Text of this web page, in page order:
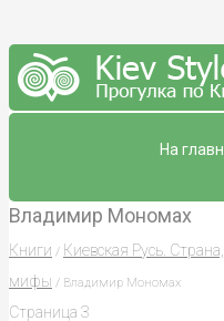
На
Владимир Мономах
Книги / Киевская Русь.
мифы / Владимир Мономах
Страница 3